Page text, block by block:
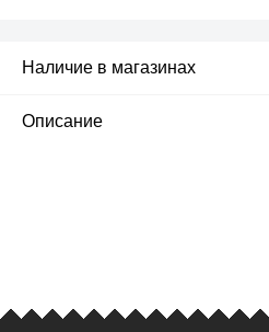
Наличие в магазинах
Описание